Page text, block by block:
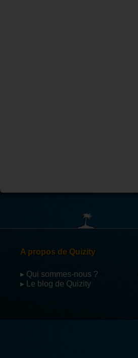
A propos de Quizity
▸ Qui sommes-nous ?
▸ Le blog de Quizity